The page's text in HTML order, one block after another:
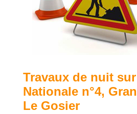
Travaux de nuit
Nationale n°4,
Le Gosier